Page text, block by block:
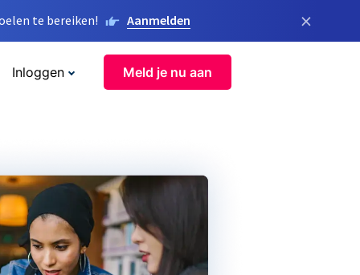
te bereiken! Aanmelden ×
Inloggen Meld je nu aan